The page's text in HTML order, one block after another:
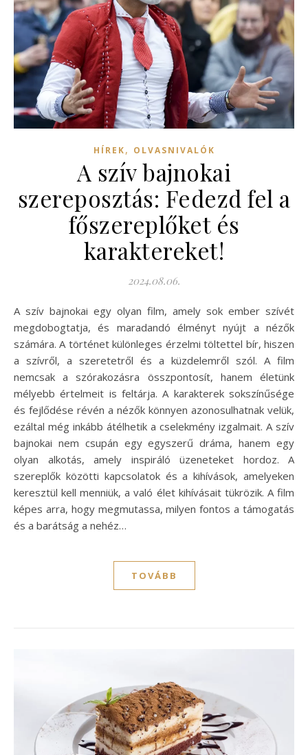
HÍREK, OLVASNIVALÓK
A szív bajnokai
szereposztás: Fedezd fel a
főszereplőket és
karaktereket!
2024.08.06.
A szív bajnokai egy olyan film, amely sok ember szívét
megdobogtatja, és maradandó élményt nyújt a nézők
számára. A történet különleges érzelmi töltettel bír, hiszen
a szívről, a szeretetről és a küzdelemről szól. A film
nemcsak a szórakozásra összpontosít, hanem életünk
mélyebb értelmeit is feltárja. A karakterek sokszínűsége
és fejlődése révén a nézők könnyen azonosulhatnak velük,
ezáltal még inkább átélhetik a cselekmény izgalmait. A szív
bajnokai nem csupán egy egyszerű dráma, hanem egy
olyan alkotás, amely inspiráló üzeneteket hordoz. A
szereplők közötti kapcsolatok és a kihívások, amelyeken
keresztül kell menniük, a való élet kihívásait tükrözik. A film
képes arra, hogy megmutassa, milyen fontos a támogatás
és a barátság a nehéz…
TOVÁBB